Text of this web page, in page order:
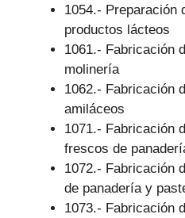
1054.- Preparación
productos lácteos
1061.- Fabricación
molinería
1062.- Fabricación
amiláceos
1071.- Fabricación
frescos de
1072.- Fabricación
de panadería y
1073.- Fabricación